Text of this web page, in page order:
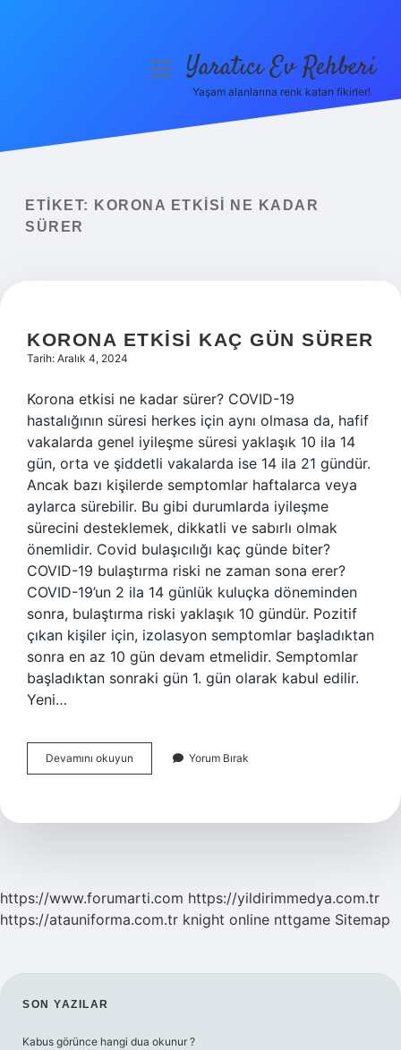
Yasal Uyarı
menüyüYaratıcı Ev Rehberi
Yaşam alanlarına renk katan fikirler!
ETIKET:
KORONA ETKISI NE KADAR
SÜRER
KORONA ETKISI KAÇ GÜN SÜRER
Tarih: Aralık 4, 2024
Korona etkisi ne kadar sürer? COVID-19
hastalığının süresi herkes için aynı olmasa da, hafif
vakalarda genel iyileşme süresi yaklaşık 10 ila 14
gün, orta ve şiddetli vakalarda ise 14 ila 21 gündür.
Ancak bazı kişilerde semptomlar haftalarca veya
aylarca sürebilir. Bu gibi durumlarda iyileşme
sürecini desteklemek, dikkatli ve sabırlı olmak
önemlidir. Covid bulaşıcılığı kaç günde biter?
COVID-19 bulaştırma riski ne zaman sona erer?
COVID-19’un 2 ila 14 günlük kuluçka döneminden
sonra, bulaştırma riski yaklaşık 10 gündür. Pozitif
çıkan kişiler için, izolasyon semptomlar başladıktan
sonra en az 10 gün devam etmelidir. Semptomlar
başladıktan sonraki gün 1. gün olarak kabul edilir.
Yeni…
Devamını okuyun
Etkisi
Sürer
Yorum Bırak
https://www.forumarti.com https://yildirimmedya.com.tr
https://atauniforma.com.tr knight online nttgame Sitemap
SIDEBAR
SON YAZILAR
Kabus görünce hangi dua okunur ?